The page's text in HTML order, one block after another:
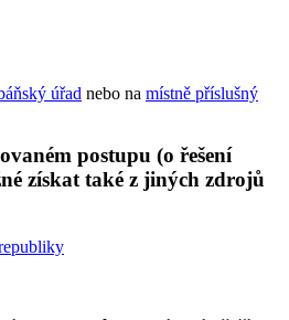
úřad nebo na místně příslušný
postupu (o řešení
získat také z jiných zdrojů